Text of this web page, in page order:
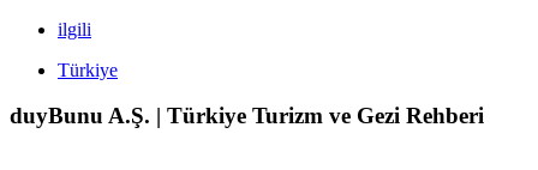
ilgili
Türkiye
duyBunu A.Ş. | Türkiye Turizm ve Gezi Rehberi